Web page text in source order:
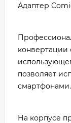
Адаптер
конвертации
позволяет
смартфонами.
На корпусе